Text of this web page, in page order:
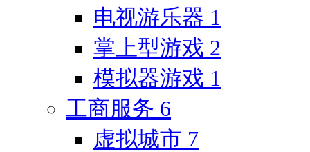
电视游乐器 1
掌上型游戏 2
模拟器游戏 1
工商服务 6
虚拟城市 7